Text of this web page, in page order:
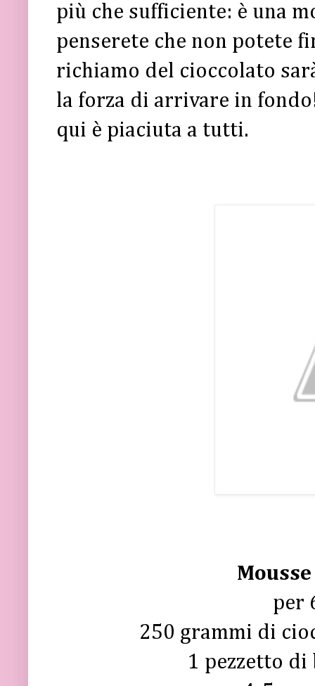
più che sufficiente: è una
penserete che non potete
richiamo del cioccolato
la forza di arrivare in
qui è piaciuta a tutti.
per
250 grammi di
1 pezzetto